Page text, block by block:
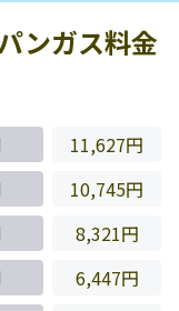
ンガス料金
11,627円
10,745円
8,321円
6,447円